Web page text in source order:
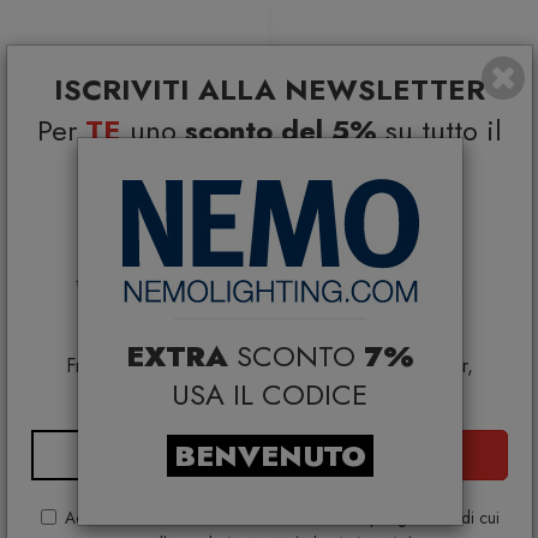
ISCRIVITI ALLA NEWSLETTER
PerTEunosconto del 5%su tutto il
catalogo e
Coupon esclusivi su brand
selezionati*
*Coupon non cumulabile con altre promo e non
Smeg, Bontempi Casa, Samsonite, BBB Italia,
Franke, Gufram, Memphis, Plust, Samsung, Faber,
Dunavox, Zafferano, VG, Slide
Acconsento al trattamento dei dati ai sensi e per gli effetti di cui
EXTRA SCONTO 7%
USA IL CODICE
BENVENUTO